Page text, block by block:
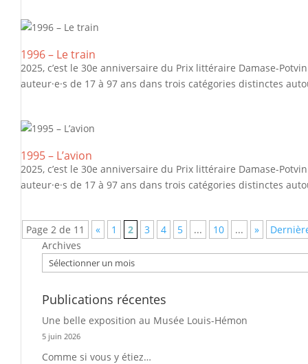
1996 – Le train
2025, c’est le 30e anniversaire du Prix littéraire Damase-
auteur·e·s de 17 à 97 ans dans trois catégories distinctes
1995 – L’avion
2025, c’est le 30e anniversaire du Prix littéraire Damase-
auteur·e·s de 17 à 97 ans dans trois catégories distinctes
Page 2 de 11 « 1 2 3 4 5 ... 10 ... »
Archives
Publications récentes
Une belle exposition au Musée Louis-Hémon
5 juin 2026
Comme si vous y étiez…